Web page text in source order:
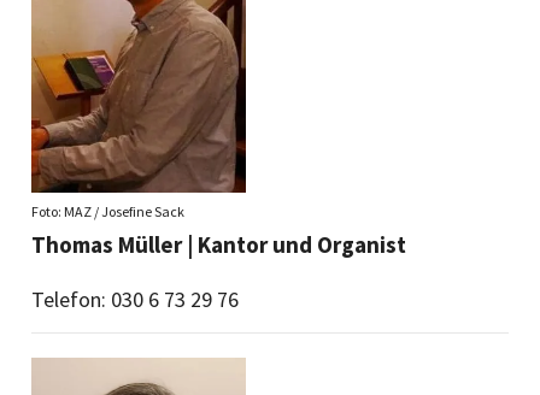
Foto: MAZ / Josefine Sack
Thomas Müller | Kantor und Organist
Telefon: 030 6 73 29 76